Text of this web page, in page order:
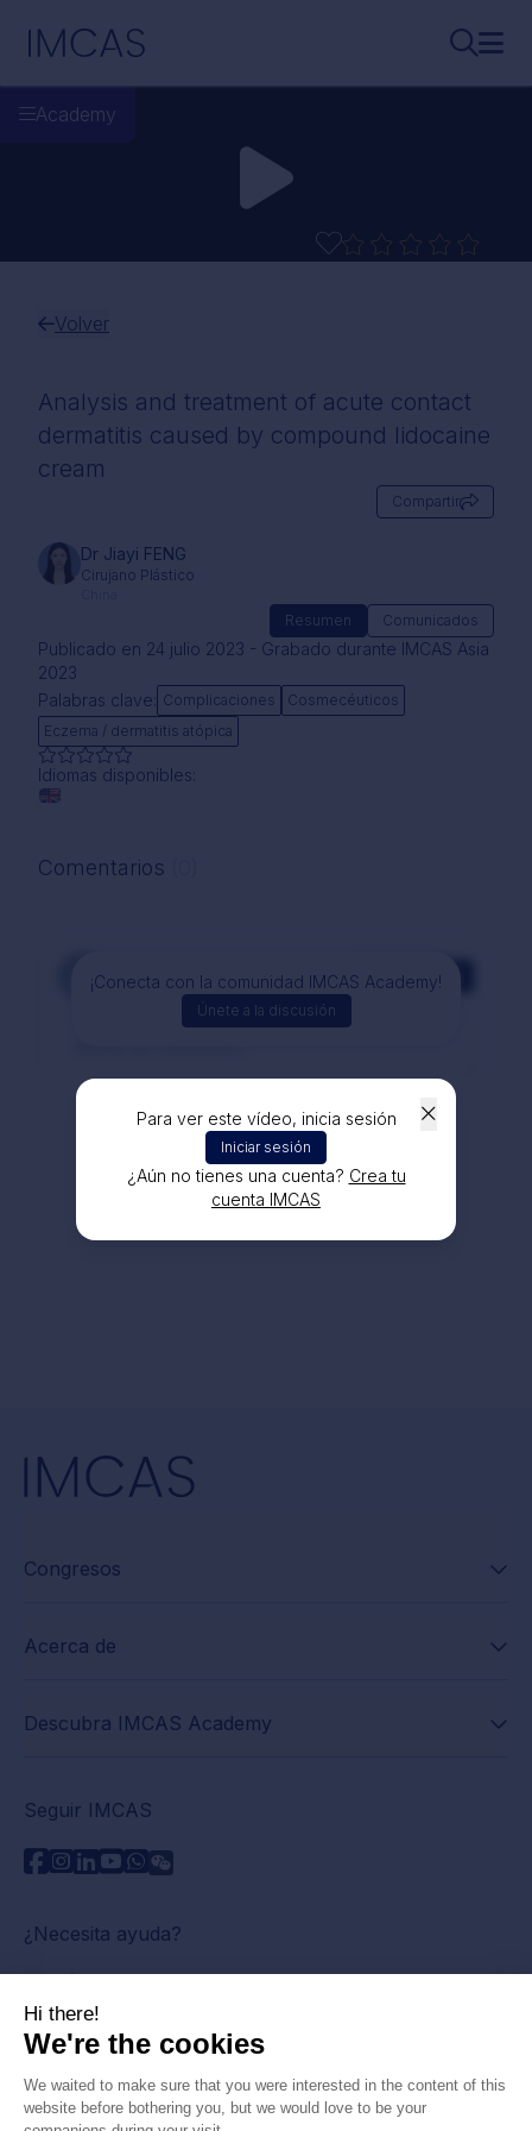
IMCAS
Academy
Para ver este vídeo, inicia sesión
Iniciar sesión
¿Aún no tienes una cuenta? Crea tu
cuenta IMCAS
Volver
Analysis and treatment of acute contact
dermatitis caused by compound lidocaine
cream
Compartir
Dr Jiayi FENG
Cirujano Plástico
Resumen Comunicados
Publicado en 24 julio 2023 - Grabado durante IMCAS Asia
2023
Palabras clave: Complicaciones
Cosmecéuticos
Eczema / dermatitis atópica
Idiomas disponibles:
Comentarios
¡Conecta con la comunidad IMCAS Academy!
Únete a la discusión
Comentarios
Congresos
Acerca de
Descubra IMCAS Academy
Seguir IMCAS
¿Necesita ayuda?
Contáctenos
Leer preguntas frecuentes
Política de privacidad
Información legal